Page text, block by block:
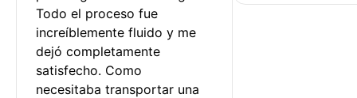
Todo el proceso fue
increíblemente fluido y me
dejó completamente
satisfecho. Como
necesitaba transportar una